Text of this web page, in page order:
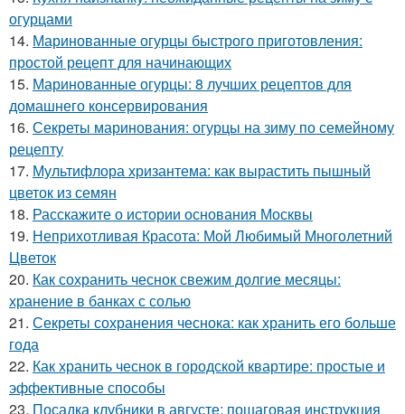
огурцами
14. Маринованные огурцы быстрого приготовления:
простой рецепт для начинающих
15. Маринованные огурцы: 8 лучших рецептов для
домашнего консервирования
16. Секреты маринования: огурцы на зиму по семейному
рецепту
17. Мультифлора хризантема: как вырастить пышный
цветок из семян
18. Расскажите о истории основания Москвы
19. Неприхотливая Красота: Мой Любимый Многолетний
Цветок
20. Как сохранить чеснок свежим долгие месяцы:
хранение в банках с солью
21. Секреты сохранения чеснока: как хранить его больше
года
22. Как хранить чеснок в городской квартире: простые и
эффективные способы
23. Посадка клубники в августе: пошаговая инструкция